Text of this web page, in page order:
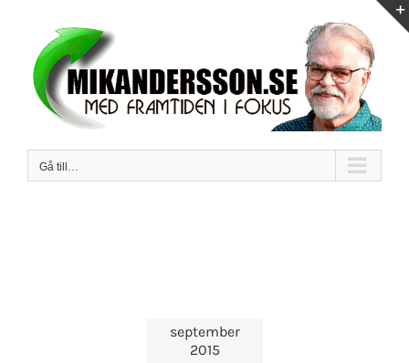
innehållet
Gå till…
september
2015